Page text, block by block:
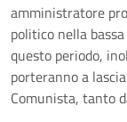
amministratore
politico nella
questo periodo,
porteranno a
Comunista, tanto